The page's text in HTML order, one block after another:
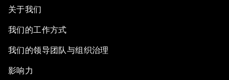
关于我们
我们的工作方式
我们的领导团队与组织治理
影响力